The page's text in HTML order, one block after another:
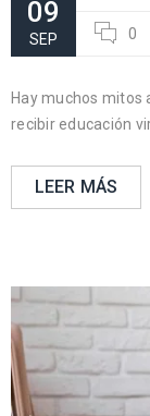
09
SEP 0
Hay muchos mitos
recibir educación
LEER MÁS